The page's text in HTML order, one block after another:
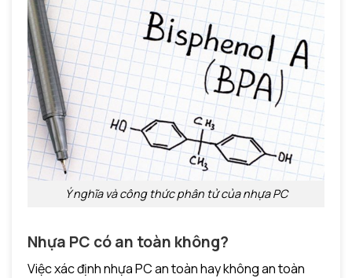
Ý nghĩa và công thức phân tử của nhựa PC
Nhựa PC có an toàn không?
Việc xác định nhựa PC an toàn hay không an toàn